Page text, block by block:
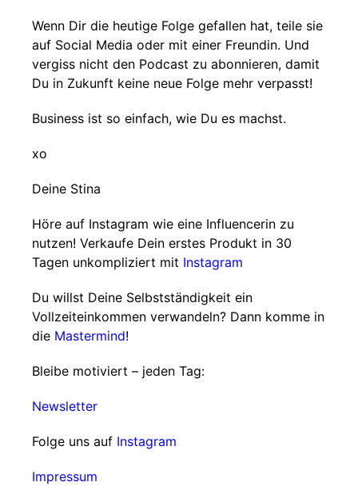
Wenn Dir die heutige Folge gefallen hat, teile sie
auf Social Media oder mit einer Freundin. Und
vergiss nicht den Podcast zu abonnieren, damit
Du in Zukunft keine neue Folge mehr verpasst!
Business ist so einfach, wie Du es machst.
xo
Deine Stina
Höre auf Instagram wie eine Influencerin zu
nutzen! Verkaufe Dein erstes Produkt in 30
Tagen unkompliziert mit Instagram
Du willst Deine Selbstständigkeit ein
Vollzeiteinkommen verwandeln? Dann komme in
die Mastermind!
Bleibe motiviert – jeden Tag:
Newsletter
Folge uns auf Instagram
Impressum